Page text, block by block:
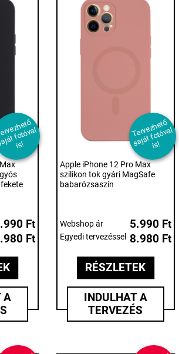
f
s!
Ft
Ft
A
T
er
v
e
z
h
et
ő
s
aj
át f
ot
ó
v
al
i
s!
Apple iPhone 12 Pro Max
szilikon tok gyári MagSafe
babarózsaszín
Webshop ár 5.990 Ft
Egyedi tervezéssel 8.980 Ft
RÉSZLETEK
INDULHAT A
TERVEZÉS